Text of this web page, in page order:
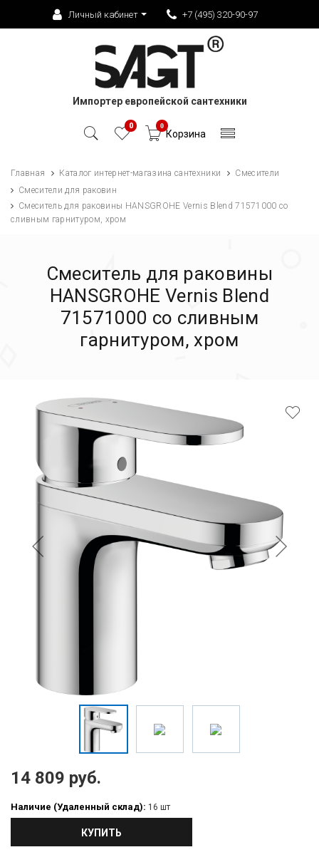
Личный кабинет +7 (495) 320-90-97
Импортер европейской сантехники
0 0
Корзина
Главная Каталог интернет-магазина сантехники
Смесители
Смесители для раковин
Смеситель для раковины HANSGROHE Vernis Blend 71571000 cо
сливным гарнитуром, хром
Смеситель для раковины
HANSGROHE Vernis Blend
71571000 cо сливным
гарнитуром, хром
14 809 руб.
Наличие (Удаленный склад): 16 шт
КУПИТЬ